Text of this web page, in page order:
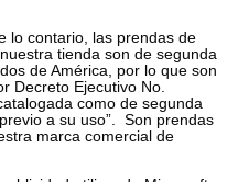
lo contario, las prendas de
tienda son de segunda
de América, por lo que son
Decreto Ejecutivo No.
como de segunda
a su uso”. Son prendas
marca comercial de